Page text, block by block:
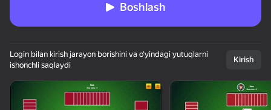
Qurilmani aylantiring
Boshlash
Login bilan kirish jarayon borishini va o‘yindagi yutuqlarni
ishonchli saqlaydi
Kirish